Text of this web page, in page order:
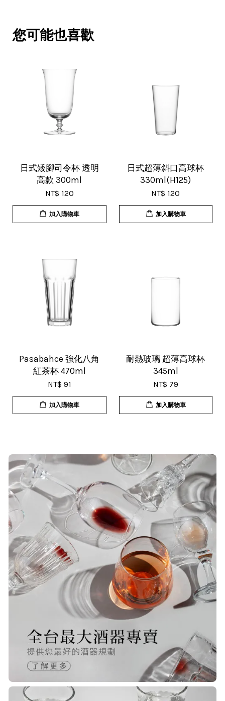
這購買。希望賣家能多選賣更多商
V***
超用心的包裝，非常好用的產品，謝
謝賣家，價格超優惠，CP值超高，推
薦給大家！
18/Nov/2025 07:35 pm
杯子的品質非常好、寄出很快速很有
效率，現在買調酒用品都會優先選購
T***
貨速度快，商品品質也很ok，價格又
超值，值得推薦大家購買
S***
20/Nov/2025 10:10 am
很快就收到商品了，出貨速度相當
快，下單後很快就出貨了，商品包裝
完整，價錢也相當的不錯，值得推薦
R***
您可能也喜歡
日式矮腳司令杯 透明
高款 300ml
NT$ 120
加入購物車
日式超薄斜口高球杯
330ml(H125)
NT$ 120
加入購物車
Pasabahce 強化八角
紅茶杯 470ml
NT$ 91
加入購物車
耐熱玻璃 超薄高球杯
345ml
NT$ 79
加入購物車